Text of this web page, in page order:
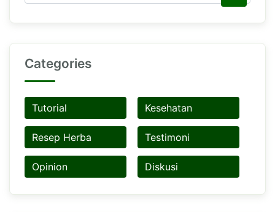
Categories
Tutorial Kesehatan
Resep Herba Testimoni
Opinion Diskusi